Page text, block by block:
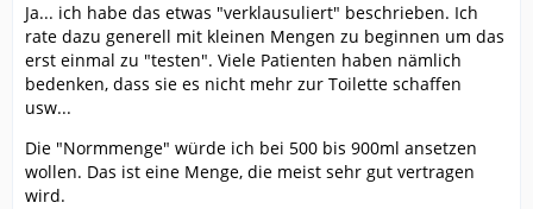
Ja... ich habe das etwas "verklausuliert" beschrieben. Ich
rate dazu generell mit kleinen Mengen zu beginnen um das
erst einmal zu "testen". Viele Patienten haben nämlich
bedenken, dass sie es nicht mehr zur Toilette schaffen
usw...
Die "Normmenge" würde ich bei 500 bis 900ml ansetzen
wollen. Das ist eine Menge, die meist sehr gut vertragen
wird.